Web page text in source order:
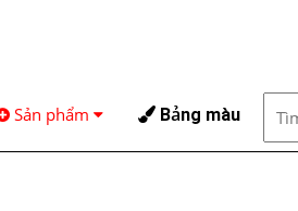
Sản phẩm Bảng màu